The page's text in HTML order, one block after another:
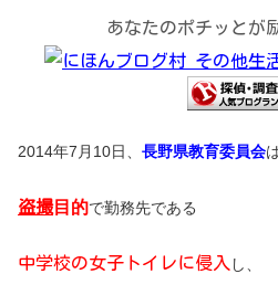
あなたのポチッとが
2014年7月10日、 長野県教育委員会
盗撮目的で勤務先である
中学校の女子トイレに侵入 し、